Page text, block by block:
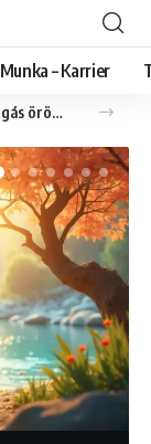
Munka – Karrier
Ízületvédelem idős kutyáknak – amikor a mozgás öröme fájdalommá válik